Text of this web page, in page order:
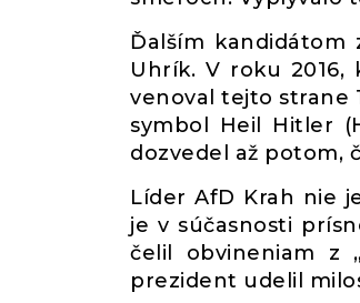
Ďalším kandidátom
Uhrík. V roku 2016,
venoval tejto strane
symbol Heil Hitler
dozvedel až potom,
Líder AfD Krah nie
je v súčasnosti
čelil obvineniam z
prezident udelil